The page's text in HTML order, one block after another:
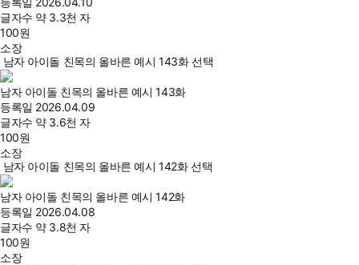
글자수 약 3.3천 자
100원
소장
남자 아이돌 친목의 올바른 예시 143화 선택
남자 아이돌 친목의 올바른 예시 143화
등록일 2026.04.09
글자수 약 3.6천 자
100원
소장
남자 아이돌 친목의 올바른 예시 142화 선택
남자 아이돌 친목의 올바른 예시 142화
등록일 2026.04.08
글자수 약 3.8천 자
100원
소장